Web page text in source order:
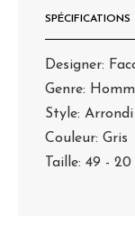
SPÉCIFICATIONS
Designer:
Genre:
Style: Arrondi
Couleur: Gris
Taille: 49 - 20